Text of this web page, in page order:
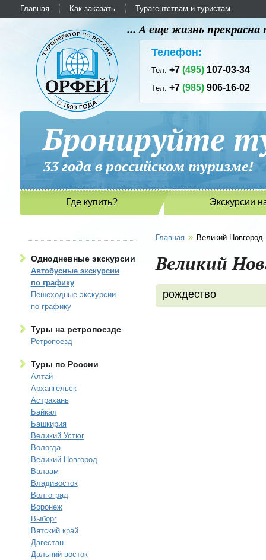
Главная Как заказать Турагентствам и туристам
... А еще жизнь
Телефон:
Тел:+7(495) 107-03-34
Тел:+7(985) 906-16-02
Бронируйте
33 года в российском
Где купить? Экскурсии
Однодневные экскурсии
Автобусные экскурсии
по графику
Пешеходные экскурсии
по графику
Туры на ретропоезде
Ретропоезд
Туры по России
Алтай
Архангельск
Астрахань
Байкал
Башкирия
Великий Устюг
Вологда
Великий Новгород
Валаам
Владивосток
Волгоград
Воронеж
Выборг
Вятский край
Дагестан
Дальний восток
Главная » Великий Новгород
Великий
рождество